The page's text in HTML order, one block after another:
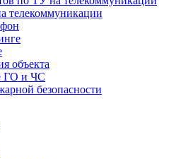
телекоммуникации
объекта
ГО и ЧС
безопасности